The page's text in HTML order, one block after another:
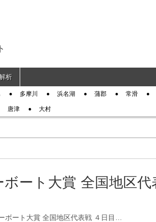
析
多摩川 浜名湖 蒲郡 常滑
唐津 大村
ート大賞 全国地区代
ボート大賞 全国地区代表戦 ４日目…